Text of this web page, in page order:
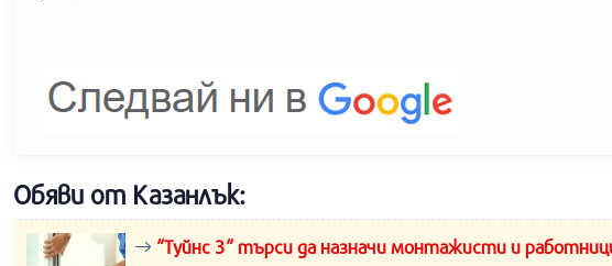
Обяви от Казанлък:
“Туйнс 3“ търси да назначи монтажисти и